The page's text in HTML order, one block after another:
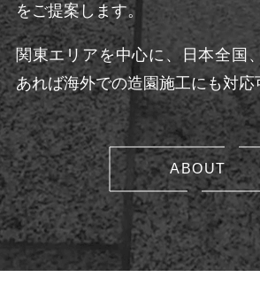
をご提案します。
関東エリアを中心に、日本全国
あれば海外での造園施工にも対応
ABOUT